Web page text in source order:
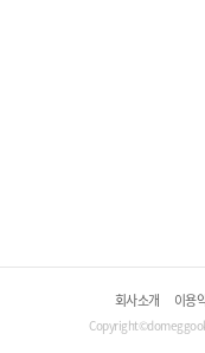
회사소개 이용